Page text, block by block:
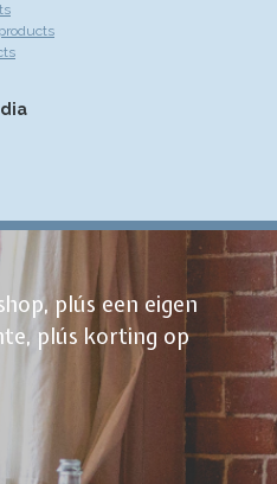
plús een eigen
plús korting op